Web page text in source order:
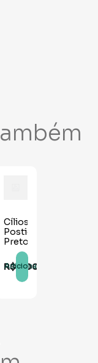
Cílios
Postiços
Preto
R$5,00
Adicionar